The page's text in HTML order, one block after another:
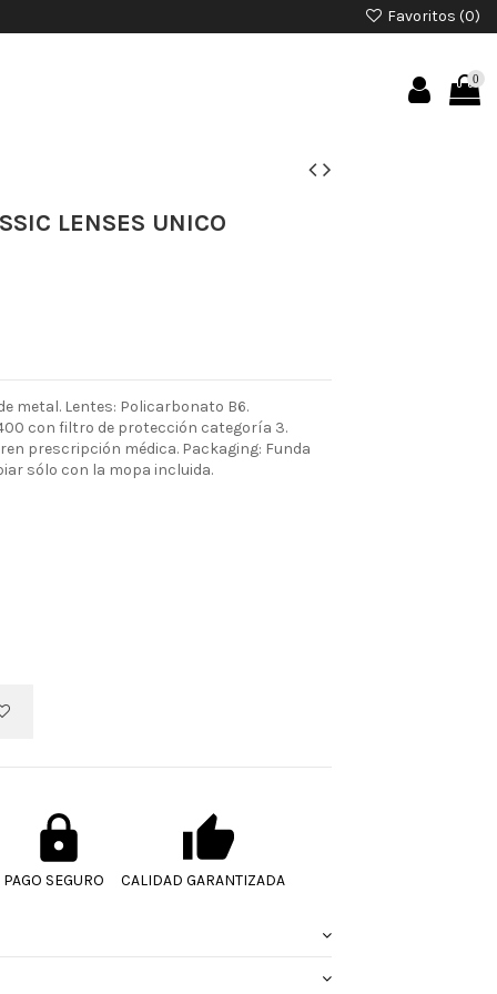
Favoritos (0)
0
LENSES UNICO
metal. Lentes: Policarbonato B6.
con filtro de protección categoría 3.
prescripción médica. Packaging: Funda
sólo con la mopa incluida.
PAGO SEGURO CALIDAD GARANTIZADA